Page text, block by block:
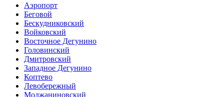
Аэропорт
Беговой
Бескудниковский
Войковский
Восточное Дегунино
Головинский
Дмитровский
Западное Дегунино
Коптево
Левобережный
Молжаниновский